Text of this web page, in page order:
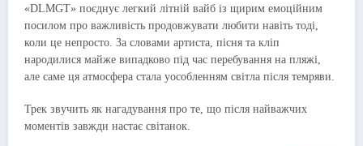
«DLMGT» поєднує легкий літній вайб із щирим емоційним
посилом про важливість продовжувати любити навіть тоді,
коли це непросто. За словами артиста, пісня та кліп
народилися майже випадково під час перебування на пляжі,
але саме ця атмосфера стала уособленням світла після темряви.
Трек звучить як нагадування про те, що після найважчих
моментів завжди настає світанок.